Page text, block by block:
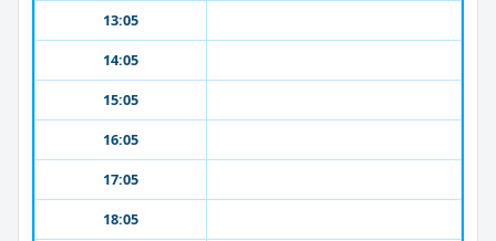
13:05
14:05
15:05
16:05
17:05
18:05